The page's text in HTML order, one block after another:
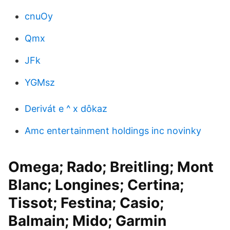
cnuOy
Qmx
JFk
YGMsz
Derivát e ^ x dôkaz
Amc entertainment holdings inc novinky
Omega; Rado; Breitling; Mont
Blanc; Longines; Certina;
Tissot; Festina; Casio;
Balmain; Mido; Garmin